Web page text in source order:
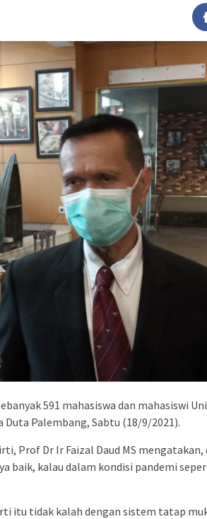
591 mahasiswa dan mahasiswi
Duta Palembang, Sabtu (18/9/2021).
Prof Dr Ir Faizal Daud MS
baik, kalau dalam kondisi pandemi
itu tidak kalah dengan sistem tatap